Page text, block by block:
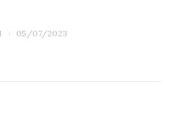
05/07/2023